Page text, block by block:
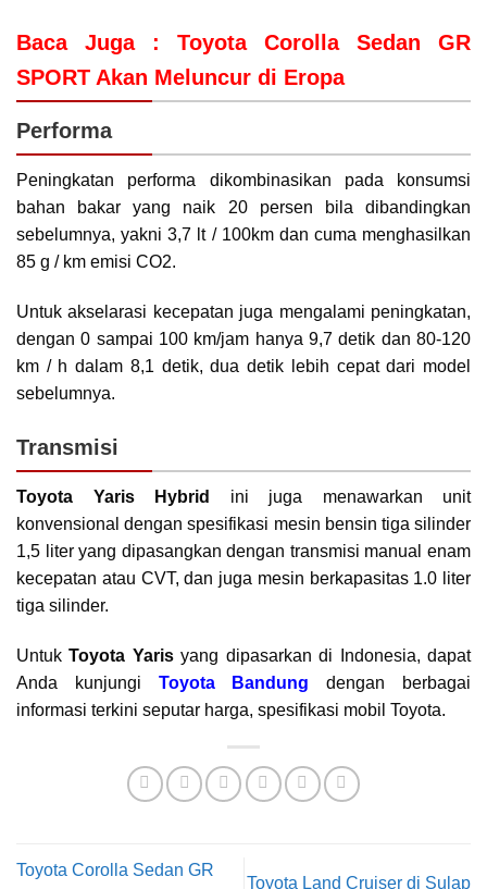
Baca Juga :
Toyota Corolla Sedan GR
SPORT Akan Meluncur di Eropa
Performa
Peningkatan performa dikombinasikan pada konsumsi
bahan bakar yang naik 20 persen bila dibandingkan
sebelumnya, yakni 3,7 lt / 100km dan cuma menghasilkan
85 g / km emisi CO2.
Untuk akselarasi kecepatan juga mengalami peningkatan,
dengan 0 sampai 100 km/jam hanya 9,7 detik dan 80-120
km / h dalam 8,1 detik, dua detik lebih cepat dari model
sebelumnya.
Transmisi
Toyota Yaris Hybrid
ini juga menawarkan unit
konvensional dengan spesifikasi mesin bensin tiga silinder
1,5 liter yang dipasangkan dengan transmisi manual enam
kecepatan atau CVT, dan juga mesin berkapasitas 1.0 liter
tiga silinder.
Untuk Toyota Yarisyang dipasarkan di Indonesia, dapat
Anda kunjungi Toyota Bandung
dengan berbagai
informasi terkini seputar harga, spesifikasi mobil Toyota.
Toyota Corolla Sedan GR
Toyota Land Cruiser di Sulap